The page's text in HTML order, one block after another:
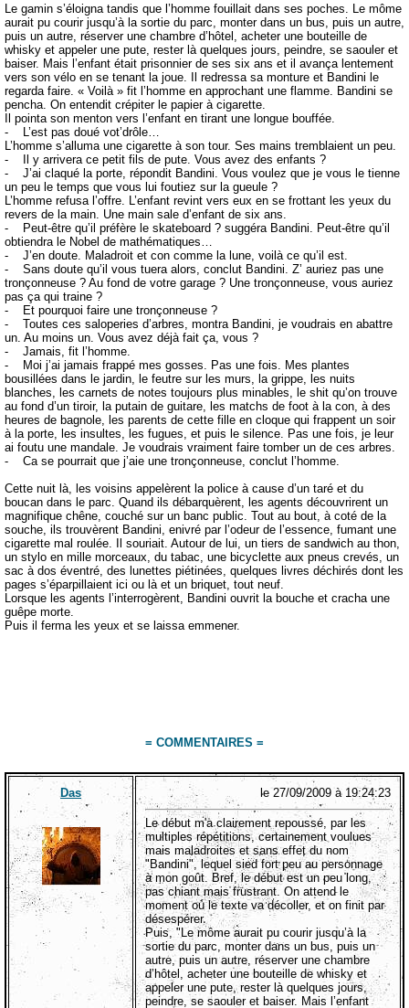
Le gamin s’éloigna tandis que l’homme fouillait dans ses poches. Le môme
aurait pu courir jusqu’à la sortie du parc, monter dans un bus, puis un autre,
puis un autre, réserver une chambre d’hôtel, acheter une bouteille de
whisky et appeler une pute, rester là quelques jours, peindre, se saouler et
baiser. Mais l’enfant était prisonnier de ses six ans et il avança lentement
vers son vélo en se tenant la joue. Il redressa sa monture et Bandini le
regarda faire. « Voilà » fit l’homme en approchant une flamme. Bandini se
pencha. On entendit crépiter le papier à cigarette.
Il pointa son menton vers l’enfant en tirant une longue bouffée.
- L’est pas doué vot’drôle…
L’homme s’alluma une cigarette à son tour. Ses mains tremblaient un peu.
- Il y arrivera ce petit fils de pute. Vous avez des enfants ?
- J’ai claqué la porte, répondit Bandini. Vous voulez que je vous le tienne
un peu le temps que vous lui foutiez sur la gueule ?
L’homme refusa l’offre. L’enfant revint vers eux en se frottant les yeux du
revers de la main. Une main sale d’enfant de six ans.
- Peut-être qu’il préfère le skateboard ? suggéra Bandini. Peut-être qu’il
obtiendra le Nobel de mathématiques…
- J’en doute. Maladroit et con comme la lune, voilà ce qu’il est.
- Sans doute qu’il vous tuera alors, conclut Bandini. Z’ auriez pas une
tronçonneuse ? Au fond de votre garage ? Une tronçonneuse, vous auriez
pas ça qui traine ?
- Et pourquoi faire une tronçonneuse ?
- Toutes ces saloperies d’arbres, montra Bandini, je voudrais en abattre
un. Au moins un. Vous avez déjà fait ça, vous ?
- Jamais, fit l’homme.
- Moi j’ai jamais frappé mes gosses. Pas une fois. Mes plantes
bousillées dans le jardin, le feutre sur les murs, la grippe, les nuits
blanches, les carnets de notes toujours plus minables, le shit qu’on trouve
au fond d’un tiroir, la putain de guitare, les matchs de foot à la con, à des
heures de bagnole, les parents de cette fille en cloque qui frappent un soir
à la porte, les insultes, les fugues, et puis le silence. Pas une fois, je leur
ai foutu une mandale. Je voudrais vraiment faire tomber un de ces arbres.
- Ca se pourrait que j’aie une tronçonneuse, conclut l’homme.
Cette nuit là, les voisins appelèrent la police à cause d’un taré et du
boucan dans le parc. Quand ils débarquèrent, les agents découvrirent un
magnifique chêne, couché sur un banc public. Tout au bout, à coté de la
souche, ils trouvèrent Bandini, enivré par l’odeur de l’essence, fumant une
cigarette mal roulée. Il souriait. Autour de lui, un tiers de sandwich au thon,
un stylo en mille morceaux, du tabac, une bicyclette aux pneus crevés, un
sac à dos éventré, des lunettes piétinées, quelques livres déchirés dont les
pages s’éparpillaient ici ou là et un briquet, tout neuf.
Lorsque les agents l’interrogèrent, Bandini ouvrit la bouche et cracha une
guêpe morte.
Puis il ferma les yeux et se laissa emmener.
= COMMENTAIRES =
Das le 27/09/2009 à 19:24:23
Le début m'a clairement repoussé, par les
multiples répétitions, certainement voulues
mais maladroites et sans effet du nom
"Bandini", lequel sied fort peu au personnage
à mon goût. Bref, le début est un peu long,
pas chiant mais frustrant. On attend le
moment où le texte va décoller, et on finit par
désespérer.
Puis, "Le môme aurait pu courir jusqu’à la
sortie du parc, monter dans un bus, puis un
autre, puis un autre, réserver une chambre
d’hôtel, acheter une bouteille de whisky et
appeler une pute, rester là quelques jours,
peindre, se saouler et baiser. Mais l’enfant